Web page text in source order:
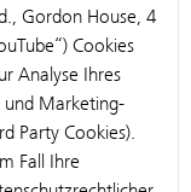
Gordon House, 4
Cookies
Analyse Ihres
und Marketing-
Party Cookies).
Fall Ihre